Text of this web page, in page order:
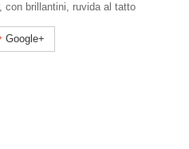
con brillantini, ruvida al tatto
Google+